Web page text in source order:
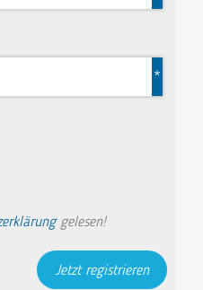
*
gelesen!